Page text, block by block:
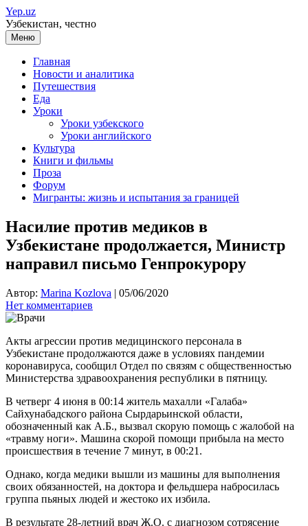
Перейти
к
содержимому
Yep.uz
Узбекистан, честно
Меню
Главная
Новости и аналитика
Путешествия
Еда
Уроки
Уроки узбекского
Уроки английского
Культура
Книги и фильмы
Проза
Форум
Мигранты: жизнь и испытания за границей
Насилие против медиков в
Узбекистане продолжается, Министр
направил письмо Генпрокурору
Автор: Marina Kozlova | 05/06/2020
Нет комментариев
Акты агрессии против медицинского персонала в
Узбекистане продолжаются даже в условиях пандемии
коронавируса, сообщил Отдел по связям с общественностью
Министерства здравоохранения республики в пятницу.
В четверг 4 июня в 00:14 житель махалли «Галаба»
Сайхунабадского района Сырдарьинской области,
обозначенный как А.Б., вызвал скорую помощь с жалобой на
«травму ноги». Машина скорой помощи прибыла на место
происшествия в течение 7 минут, в 00:21.
Однако, когда медики вышли из машины для выполнения
своих обязанностей, на доктора и фельдшера набросилась
группа пьяных людей и жестоко их избила.
В результате 28-летний врач Ж.О. с диагнозом сотрясение